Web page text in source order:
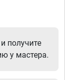
и получите
у мастера.